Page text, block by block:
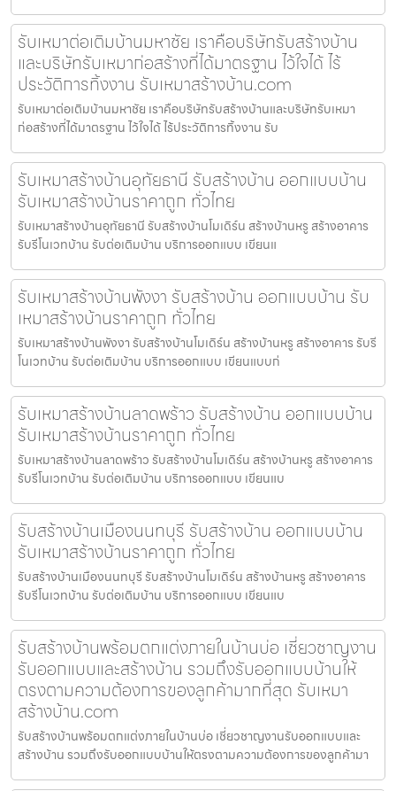
รับเหมาต่อเติมบ้านมหาชัย เราคือบริษัทรับสร้างบ้าน
และบริษัทรับเหมาก่อสร้างที่ได้มาตรฐาน ไว้ใจได้ ไร้
ประวัติการทิ้งงาน รับเหมาสร้างบ้าน.com
รับเหมาต่อเติมบ้านมหาชัย เราคือบริษัทรับสร้างบ้านและบริษัทรับเหมา
ก่อสร้างที่ได้มาตรฐาน ไว้ใจได้ ไร้ประวัติการทิ้งงาน รับ
รับเหมาสร้างบ้านอุทัยธานี รับสร้างบ้าน ออกแบบบ้าน
รับเหมาสร้างบ้านราคาถูก ทั่วไทย
รับเหมาสร้างบ้านอุทัยธานี รับสร้างบ้านโมเดิร์น สร้างบ้านหรู สร้างอาคาร
รับรีโนเวทบ้าน รับต่อเติมบ้าน บริการออกแบบ เขียนแ
รับเหมาสร้างบ้านพังงา รับสร้างบ้าน ออกแบบบ้าน รับ
เหมาสร้างบ้านราคาถูก ทั่วไทย
รับเหมาสร้างบ้านพังงา รับสร้างบ้านโมเดิร์น สร้างบ้านหรู สร้างอาคาร รับรี
โนเวทบ้าน รับต่อเติมบ้าน บริการออกแบบ เขียนแบบก่
รับเหมาสร้างบ้านลาดพร้าว รับสร้างบ้าน ออกแบบบ้าน
รับเหมาสร้างบ้านราคาถูก ทั่วไทย
รับเหมาสร้างบ้านลาดพร้าว รับสร้างบ้านโมเดิร์น สร้างบ้านหรู สร้างอาคาร
รับรีโนเวทบ้าน รับต่อเติมบ้าน บริการออกแบบ เขียนแบ
รับสร้างบ้านเมืองนนทบุรี รับสร้างบ้าน ออกแบบบ้าน
รับเหมาสร้างบ้านราคาถูก ทั่วไทย
รับสร้างบ้านเมืองนนทบุรี รับสร้างบ้านโมเดิร์น สร้างบ้านหรู สร้างอาคาร
รับรีโนเวทบ้าน รับต่อเติมบ้าน บริการออกแบบ เขียนแบ
รับสร้างบ้านพร้อมตกแต่งภายในบ้านบ่อ เชี่ยวชาญงาน
รับออกแบบและสร้างบ้าน รวมถึงรับออกแบบบ้านให้
ตรงตามความต้องการของลูกค้ามากที่สุด รับเหมา
สร้างบ้าน.com
รับสร้างบ้านพร้อมตกแต่งภายในบ้านบ่อ เชี่ยวชาญงานรับออกแบบและ
สร้างบ้าน รวมถึงรับออกแบบบ้านให้ตรงตามความต้องการของลูกค้ามา